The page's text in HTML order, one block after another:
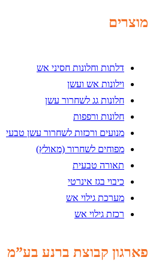
מוצרים
דלתות וחלונות חסיני אש
וילונות אש ועשן
חלונות גג לשחרור עשן
חלונות ורפפות
מנועים ורכזות לשחרור עשן טבעי
מפוחים לשחרור (מאולץ)
תאורה טבעית
כיבוי בגז אינרטי
מערכת גילוי אש
רכזת גילוי אש
פארגון קבוצת ברנע בע”מ